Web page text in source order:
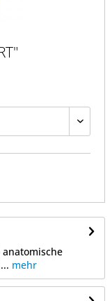
anatomische
mehr